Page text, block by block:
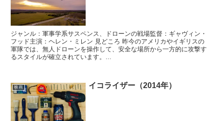
ジャンル：軍事学系サスペンス、ドローンの戦場監督：ギャヴィン・
フッド主演：ヘレン・ミレン 見どころ 昨今のアメリカやイギリスの
軍隊では、無人ドローンを操作して、安全な場所から一方的に攻撃す
るスタイルが確立されています。...
映画 イコライザー（2014年）